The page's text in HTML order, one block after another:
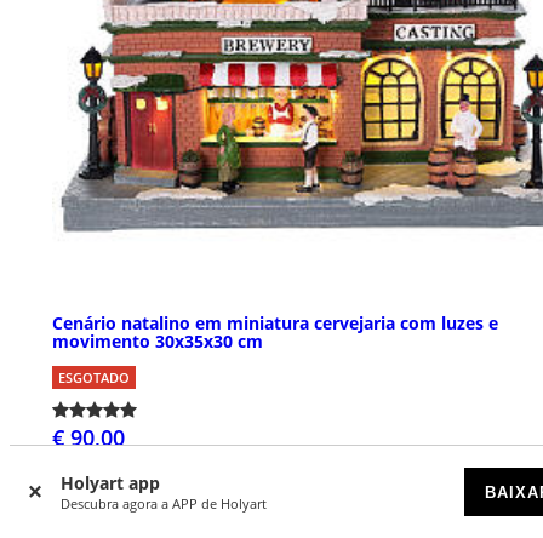
Holyart app
Descubra agora a APP de Holyart
Cenário natalino em miniatura cervejaria com luzes e
movimento 30x35x30 cm
ESGOTADO
€ 90,00